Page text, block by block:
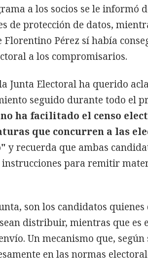
a los socios se le informó
de protección de datos,
Pérez sí había
a los compromisarios.
Junta Electoral ha querido
seguido durante todo el
ha facilitado el censo
que concurren a las
y recuerda que ambas
para remitir
son los candidatos
distribuir, mientras que es
Un mecanismo que,
en las normas